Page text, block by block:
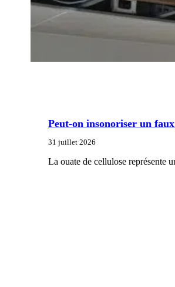
Peut-on insonoriser un
31 juillet 2026
La ouate de cellulose représente